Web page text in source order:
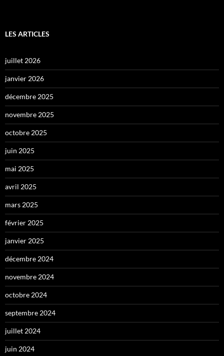
LES ARTICLES
juillet 2026
janvier 2026
décembre 2025
novembre 2025
octobre 2025
juin 2025
mai 2025
avril 2025
mars 2025
février 2025
janvier 2025
décembre 2024
novembre 2024
octobre 2024
septembre 2024
juillet 2024
juin 2024